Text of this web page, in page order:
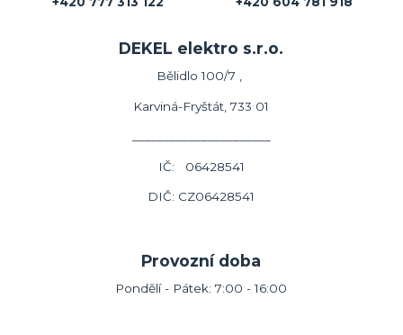
DEKEL elektro s.r.o.
Bělidlo 100/7 ,
Karviná-Fryštát, 733 01
IČ: 06428541
DIČ: CZ06428541
Provozní doba
Pondělí - Pátek: 7:00 - 16:00